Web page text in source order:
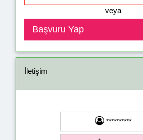
veya
İletişim
**********